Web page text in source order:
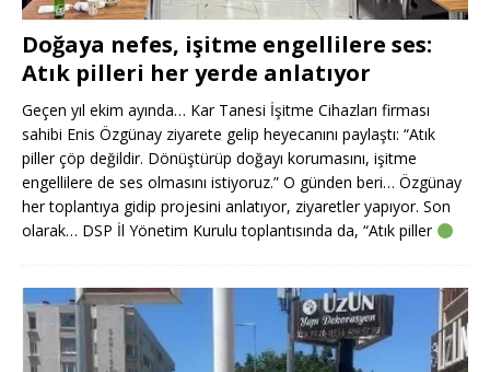
Doğaya nefes, işitme engellilere ses:
Atık pilleri her yerde anlatıyor
Geçen yıl ekim ayında… Kar Tanesi İşitme Cihazları firması
sahibi Enis Özgünay ziyarete gelip heyecanını paylaştı: “Atık
piller çöp değildir. Dönüştürüp doğayı korumasını, işitme
engellilere de ses olmasını istiyoruz.” O günden beri… Özgünay
her toplantıya gidip projesini anlatıyor, ziyaretler yapıyor. Son
olarak… DSP İl Yönetim Kurulu toplantısında da, “Atık piller